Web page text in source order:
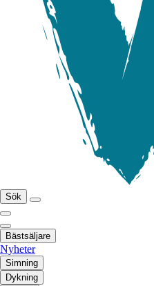
Sök
Bästsäljare
Nyheter
Simning
Dykning